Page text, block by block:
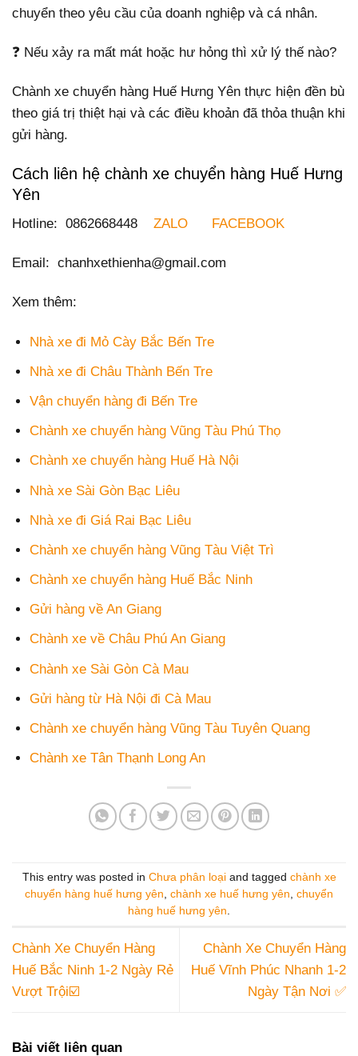
chuyển theo yêu cầu của doanh nghiệp và cá nhân.
❓ Nếu xảy ra mất mát hoặc hư hỏng thì xử lý thế nào?
Chành xe chuyển hàng Huế Hưng Yên thực hiện đền bù
theo giá trị thiệt hại và các điều khoản đã thỏa thuận khi
gửi hàng.
Cách liên hệ chành xe chuyển hàng Huế Hưng
Yên
Hotline: 0862668448 ZALO FACEBOOK
Email: chanhxethienha@gmail.com
Xem thêm:
Nhà xe đi Mỏ Cày Bắc Bến Tre
Nhà xe đi Châu Thành Bến Tre
Vận chuyển hàng đi Bến Tre
Chành xe chuyển hàng Vũng Tàu Phú Thọ
Chành xe chuyển hàng Huế Hà Nội
Nhà xe Sài Gòn Bạc Liêu
Nhà xe đi Giá Rai Bạc Liêu
Chành xe chuyển hàng Vũng Tàu Việt Trì
Chành xe chuyển hàng Huế Bắc Ninh
Gửi hàng về An Giang
Chành xe về Châu Phú An Giang
Chành xe Sài Gòn Cà Mau
Gửi hàng từ Hà Nội đi Cà Mau
Chành xe chuyển hàng Vũng Tàu Tuyên Quang
Chành xe Tân Thạnh Long An
This entry was posted in Chưa phân loạiand tagged chành xe
chuyển hàng huế hưng yên chành xe huế hưng yên chuyển
hàng huế hưng yên
Chành Xe Chuyển Hàng
Huế Bắc Ninh 1-2 Ngày Rẻ
Vượt Trội☑️
Chành Xe Chuyển Hàng
Huế Vĩnh Phúc Nhanh 1-2
Ngày Tận Nơi ✅
Bài viết liên quan